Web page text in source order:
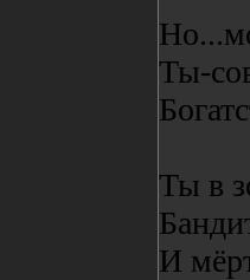
Ты-
Ты в
И